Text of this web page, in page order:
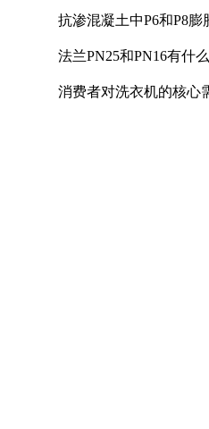
抗渗混凝土中P6和P8
法兰PN25和PN16有什
消费者对洗衣机的核心